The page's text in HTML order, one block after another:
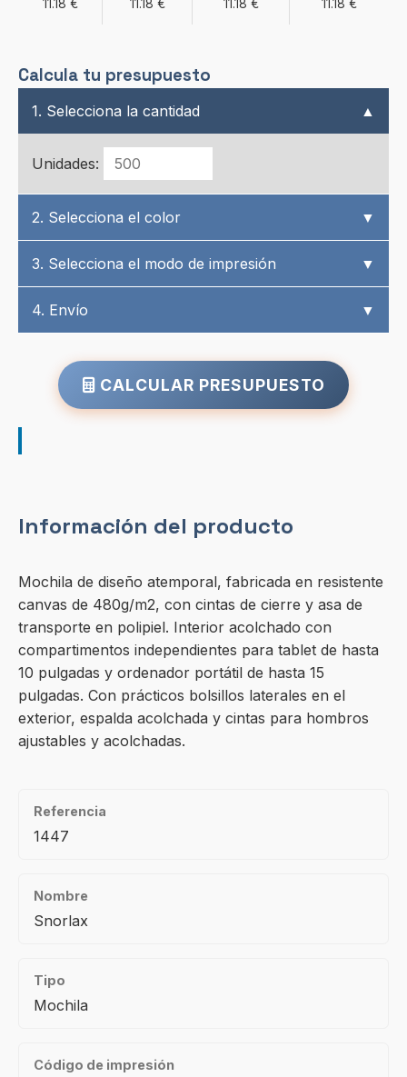
11.18 € 11.18 € 11.18 € 11.18 €
Calcula tu presupuesto
1. Selecciona la cantidad ▲
Unidades:
2. Selecciona el color ▼
3. Selecciona el modo de impresión ▼
4. Envío ▼
CALCULAR PRESUPUESTO
Información del producto
Mochila de diseño atemporal, fabricada en resistente
canvas de 480g/m2, con cintas de cierre y asa de
transporte en polipiel. Interior acolchado con
compartimentos independientes para tablet de hasta
10 pulgadas y ordenador portátil de hasta 15
pulgadas. Con prácticos bolsillos laterales en el
exterior, espalda acolchada y cintas para hombros
ajustables y acolchadas.
Referencia
1447
Nombre
Snorlax
Tipo
Mochila
Código de impresión